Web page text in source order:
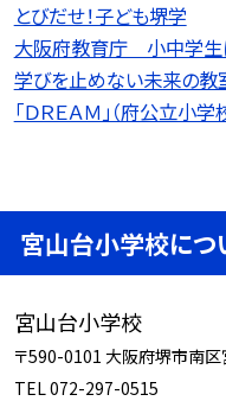
とびだせ！子ども堺学
大阪府教育庁 小中学生
学びを止めない未来の教
「ＤＲＥＡＭ」（府公立小
宮山台小学校につ
宮山台小学校
〒590-0101 大阪府堺市南区
TEL 072-297-0515